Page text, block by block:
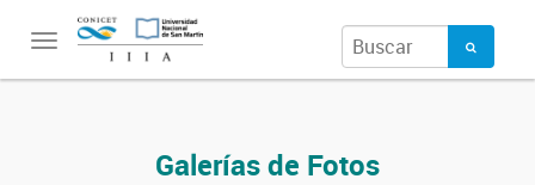
Toggle
navigation
Galerías de Fotos